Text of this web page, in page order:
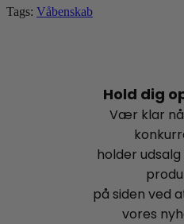
Tags: Våbenskab
Hold dig
Vær klar
holder
på siden ved
vores